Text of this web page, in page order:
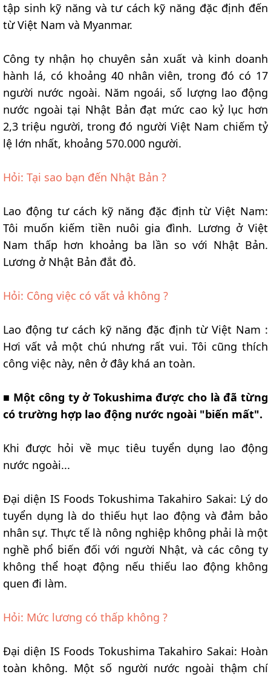
tập sinh kỹ năng và tư cách kỹ năng đặc định đến
từ Việt Nam và Myanmar.
Công ty nhận họ chuyên sản xuất và kinh doanh
hành lá, có khoảng 40 nhân viên, trong đó có 17
người nước ngoài. Năm ngoái, số lượng lao động
nước ngoài tại Nhật Bản đạt mức cao kỷ lục hơn
2,3 triệu người, trong đó người Việt Nam chiếm tỷ
lệ lớn nhất, khoảng 570.000 người.
Hỏi: Tại sao bạn đến Nhật Bản ?
Lao động tư cách kỹ năng đặc định từ Việt Nam:
Tôi muốn kiếm tiền nuôi gia đình. Lương ở Việt
Nam thấp hơn khoảng ba lần so với Nhật Bản.
Lương ở Nhật Bản đắt đỏ.
Hỏi: Công việc có vất vả không ?
Lao động tư cách kỹ năng đặc định từ Việt Nam :
Hơi vất vả một chú nhưng rất vui. Tôi cũng thích
công việc này, nên ở đây khá an toàn.
■ Một công ty ở Tokushima được cho là đã từng
có trường hợp lao động nước ngoài "biến mất".
Khi được hỏi về mục tiêu tuyển dụng lao động
nước ngoài...
Đại diện IS Foods Tokushima Takahiro Sakai: Lý do
tuyển dụng là do thiếu hụt lao động và đảm bảo
nhân sự. Thực tế là nông nghiệp không phải là một
nghề phổ biến đối với người Nhật, và các công ty
không thể hoạt động nếu thiếu lao động không
quen đi làm.
Hỏi: Mức lương có thấp không ?
Đại diện IS Foods Tokushima Takahiro Sakai: Hoàn
toàn không. Một số người nước ngoài thậm chí